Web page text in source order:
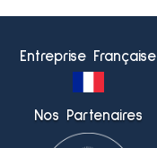
Entreprise Française
Nos Partenaires